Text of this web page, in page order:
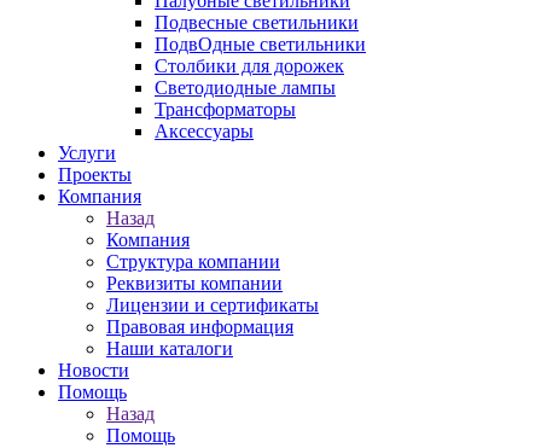
Подвесные светильники
ПодвОдные светильники
Столбики для дорожек
Светодиодные лампы
Трансформаторы
Аксессуары
Услуги
Проекты
Компания
Назад
Компания
Структура компании
Реквизиты компании
Лицензии и сертификаты
Правовая информация
Наши каталоги
Новости
Помощь
Назад
Помощь